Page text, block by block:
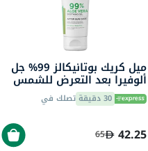
ميل كريك بوتانيكالز 99% جل
ألوفيرا بعد التعرض للشمس
236 مل 30 دقيقة تصلك في
42.25
65